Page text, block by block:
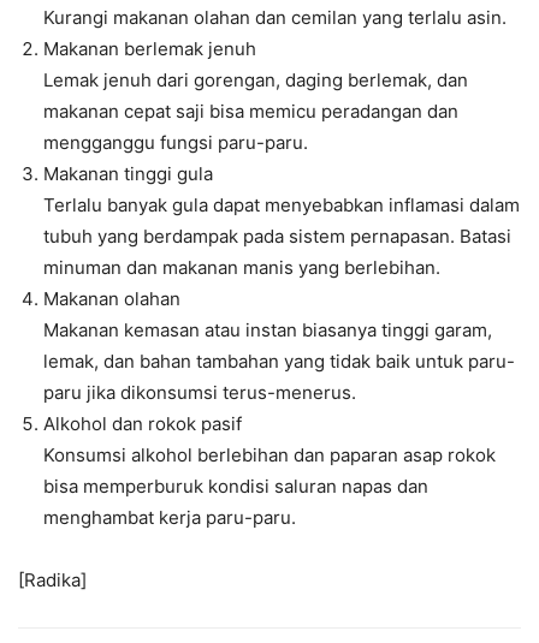
Kurangi makanan olahan dan cemilan yang terlalu asin.
Makanan berlemak jenuh
Lemak jenuh dari gorengan, daging berlemak, dan
makanan cepat saji bisa memicu peradangan dan
mengganggu fungsi paru-paru.
Makanan tinggi gula
Terlalu banyak gula dapat menyebabkan inflamasi dalam
tubuh yang berdampak pada sistem pernapasan. Batasi
minuman dan makanan manis yang berlebihan.
Makanan olahan
Makanan kemasan atau instan biasanya tinggi garam,
lemak, dan bahan tambahan yang tidak baik untuk paru-
paru jika dikonsumsi terus-menerus.
Alkohol dan rokok pasif
Konsumsi alkohol berlebihan dan paparan asap rokok
bisa memperburuk kondisi saluran napas dan
menghambat kerja paru-paru.
[Radika]